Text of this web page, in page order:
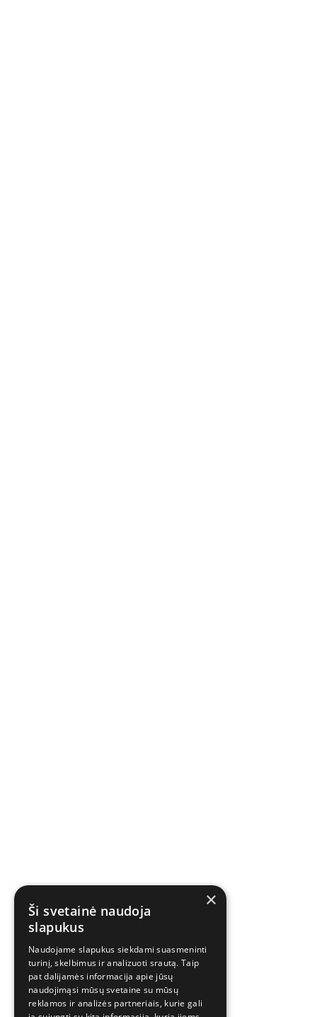
×
Ši svetainė naudoja
slapukus
Naudojame slapukus siekdami suasmeninti
turinį, skelbimus ir analizuoti srautą. Taip
pat dalijamės informacija apie jūsų
naudojimąsi mūsų svetaine su mūsų
reklamos ir analizės partneriais, kurie gali